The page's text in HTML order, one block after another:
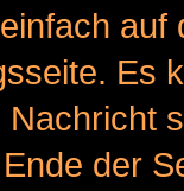
Es
der